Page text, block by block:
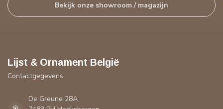
Bekijk onze showroom / magazijn
Lijst & Ornament België
Contactgegevens
De Greune 28A